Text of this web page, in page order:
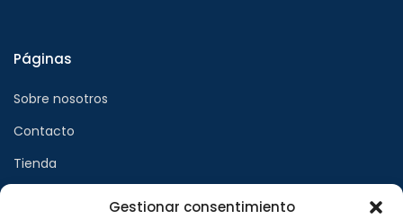
Gestionar consentimiento
Páginas
Sobre nosotros
Contacto
Tienda